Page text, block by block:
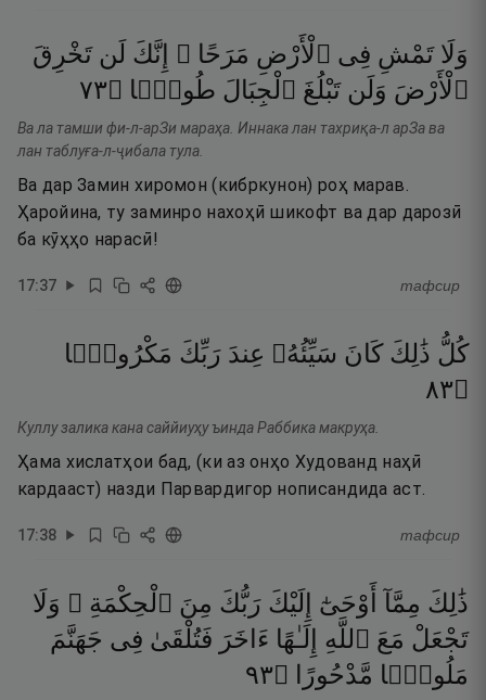
وَلَا تَمْشِ فِى ٱلْأَرْضِ مَرَحًا ۖ إِنَّكَ لَن تَخْرِقَ
ٱلْأَرْضَ وَلَن تَبْلُغَ ٱلْجِبَالَ طُولًۭا ۝٣٧
Ва ла тамши фи-л-арЗи мараҳа. Иннака лан тахриқа-л арЗа ва
лан таблуға-л-ҷибала тула.
Ва дар Замин хиромон (кибркунон) роҳ марав.
Ҳаройина, ту заминро нахоҳӣ шикофт ва дар дарозӣ
ба кӯҳҳо нарасӣ!
17:37 тафсир
كُلُّ ذَٰلِكَ كَانَ سَيِّئُهُۥ عِندَ رَبِّكَ مَكْرُوهًۭا
۝٣٨
Куллу залика кана саййиуҳу ъинда Раббика макруҳа.
Ҳама хислатҳои бад, (ки аз онҳо Худованд наҳӣ
кардааст) назди Парвардигор нописандида аст.
17:38 тафсир
ذَٰلِكَ مِمَّآ أَوْحَىٰٓ إِلَيْكَ رَبُّكَ مِنَ ٱلْحِكْمَةِ ۗ وَلَا
تَجْعَلْ مَعَ ٱللَّهِ إِلَـٰهًا ءَاخَرَ فَتُلْقَىٰ فِى جَهَنَّمَ
مَلُومًۭا مَّدْحُورًا ۝٣٩